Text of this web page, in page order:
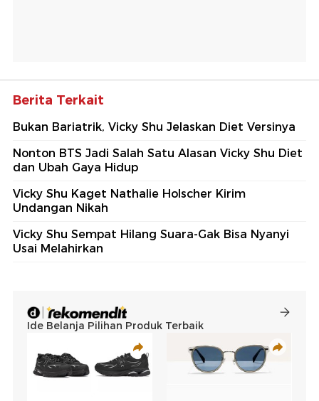
Berita Terkait
Bukan Bariatrik, Vicky Shu Jelaskan Diet Versinya
Nonton BTS Jadi Salah Satu Alasan Vicky Shu Diet
dan Ubah Gaya Hidup
Vicky Shu Kaget Nathalie Holscher Kirim
Undangan Nikah
Vicky Shu Sempat Hilang Suara-Gak Bisa Nyanyi
Usai Melahirkan